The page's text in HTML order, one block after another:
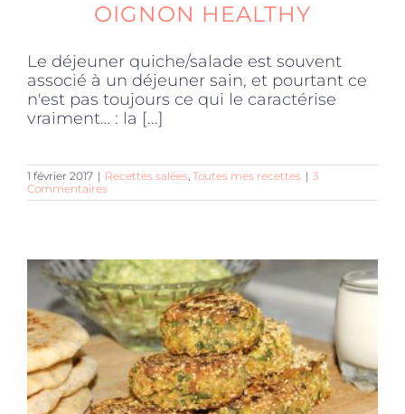
OIGNON HEALTHY
Le déjeuner quiche/salade est souvent
associé à un déjeuner sain, et pourtant ce
n'est pas toujours ce qui le caractérise
vraiment… : la [...]
1 février 2017 | Recettes salées, Toutes mes recettes | 3
Commentaires